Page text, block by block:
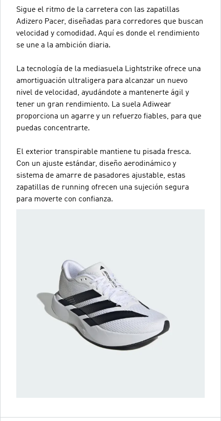
Sigue el ritmo de la carretera con las zapatillas
Adizero Pacer, diseñadas para corredores que buscan
velocidad y comodidad. Aquí es donde el rendimiento
se une a la ambición diaria.
La tecnología de la mediasuela Lightstrike ofrece una
amortiguación ultraligera para alcanzar un nuevo
nivel de velocidad, ayudándote a mantenerte ágil y
tener un gran rendimiento. La suela Adiwear
proporciona un agarre y un refuerzo fiables, para que
puedas concentrarte.
El exterior transpirable mantiene tu pisada fresca.
Con un ajuste estándar, diseño aerodinámico y
sistema de amarre de pasadores ajustable, estas
zapatillas de running ofrecen una sujeción segura
para moverte con confianza.